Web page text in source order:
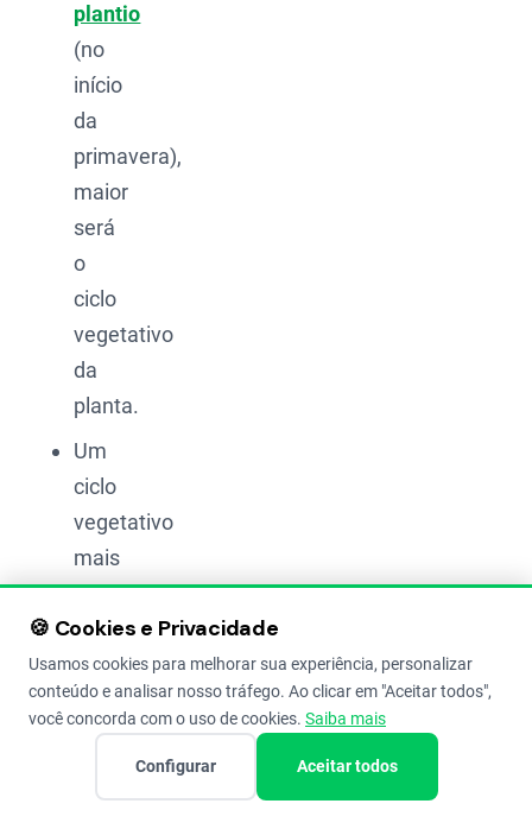
plantio
(no
início
da
primavera),
maior
será
o
ciclo
vegetativo
da
planta.
Um
ciclo
vegetativo
mais
longo
resulta
em
uma
maior
produção
🍪 Cookies e Privacidade
Usamos cookies para melhorar sua experiência, personalizar
conteúdo e analisar nosso tráfego. Ao clicar em "Aceitar todos",
você concorda com o uso de cookies. Saiba mais
Configurar Aceitar todos